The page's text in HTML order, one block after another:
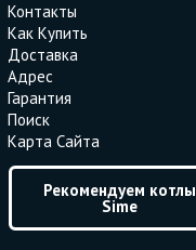
Контакты
Как Купить
Доставка
Адрес
Гарантия
Поиск
Карта Сайта
Рекомендуем котлы
Sime